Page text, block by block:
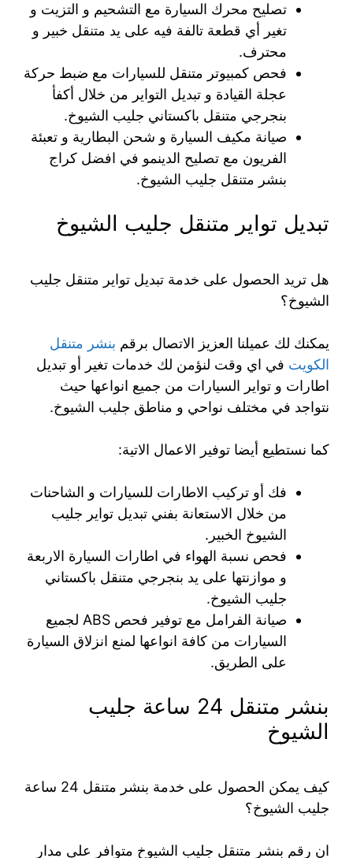
تصليح محرك السيارة مع التشحيم و التزيت و
تغير أي قطعة تالفة فيه على يد متنقل خبير و
محترف.
فحص كمبيوتر متنقل للسيارات مع ضبط حركة
عجلة القيادة و تبديل التواير من خلال أكفأ
بنجرجي متنقل باكستاني جليب الشيوخ.
صيانة مكيف السيارة و شحن البطارية و تعبئة
الفريون مع تصليح الدينمو في افضل كراج
بنشر متنقل جليب الشيوخ.
تبديل تواير متنقل جليب الشيوخ
هل تريد الحصول على خدمة تبديل تواير متنقل جليب
الشيوخ؟
يمكنك لك عميلنا العزيز الاتصال برقم بنشر متنقل
الكويت في اي وقت لنؤمن لك خدمات تغير أو تبديل
اطارات و تواير السيارات من جميع انواعها حيث
نتواجد في مختلف نواحي و مناطق جليب الشيوخ.
كما نستطيع أيضا توفير الاعمال الاتية:
فك أو تركيب الاطارات للسيارات و الشاحنات
من خلال الاستعانة بفني تبديل تواير جليب
الشيوخ الخبير.
فحص نسبة الهواء في اطارات السيارة الاربعة
و موازنتها على يد بنجرجي متنقل باكستاني
جليب الشيوخ.
صيانة الفرامل مع توفير فحص ABS لجميع
السيارات من كافة انواعها لمنع انزلاق السيارة
على الطريق.
بنشر متنقل 24 ساعة جليب
الشيوخ
كيف يمكن الحصول على خدمة بنشر متنقل 24 ساعة
جليب الشيوخ؟
ان رقم بنشر متنقل جليب الشيوخ متوافر على مدار